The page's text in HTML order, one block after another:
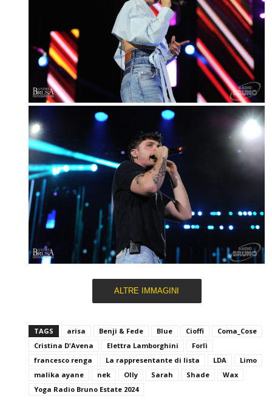
ALTRE IMMAGINI
TAGS arisa Benji & Fede Blue Cioffi
Coma_Cose
Cristina D'Avena
Elettra Lamborghini
Forlì
francesco renga
La rappresentante di lista LDA
Limo
malika ayane
nek Olly Sarah Shade
Wax
Yoga Radio Bruno Estate 2024